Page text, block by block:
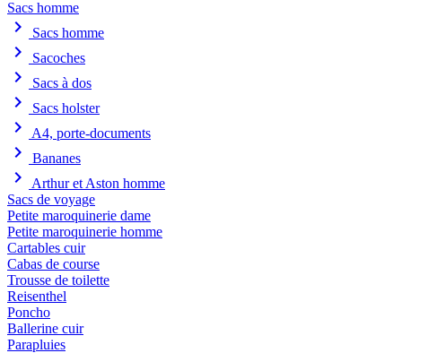
Sacs homme
chevron_right Sacs homme
chevron_right Sacoches
chevron_right Sacs à dos
chevron_right Sacs holster
chevron_right A4, porte-documents
chevron_right Bananes
chevron_right
Arthur et Aston homme
Sacs de voyage
Petite maroquinerie dame
Petite maroquinerie homme
Cartables cuir
Cabas de course
Trousse de toilette
Reisenthel
Poncho
Ballerine cuir
Parapluies